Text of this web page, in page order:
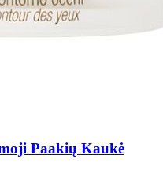
Paakių Kaukė